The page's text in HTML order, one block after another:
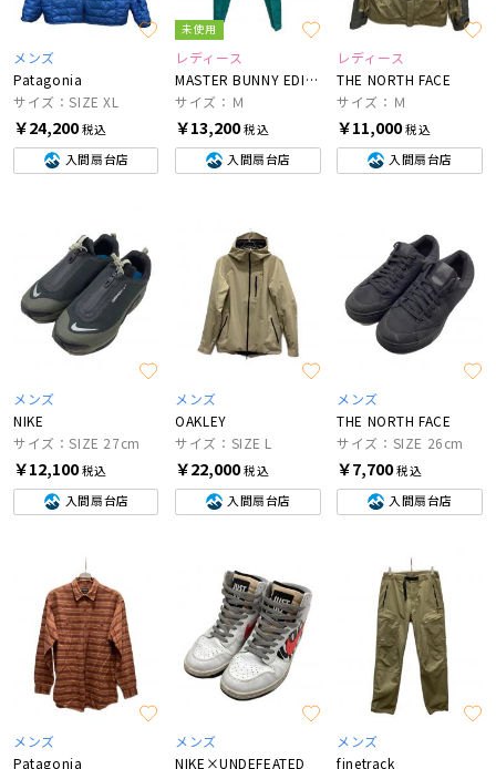
メンズ
Patagonia
サイズ：SIZE XL
￥24,200税込
入間扇台店
未使用
レディース
MASTER BUNNY EDITION
サイズ：Ｍ
￥13,200税込
入間扇台店
レディース
THE NORTH FACE
サイズ：Ｍ
￥11,000税込
入間扇台店
メンズ
NIKE
サイズ：SIZE 27cm
￥12,100税込
入間扇台店
メンズ
OAKLEY
サイズ：SIZE L
￥22,000税込
入間扇台店
メンズ
THE NORTH FACE
サイズ：SIZE 26cm
￥7,700税込
入間扇台店
メンズ
Patagonia
メンズ
NIKE×UNDEFEATED
メンズ
finetrack